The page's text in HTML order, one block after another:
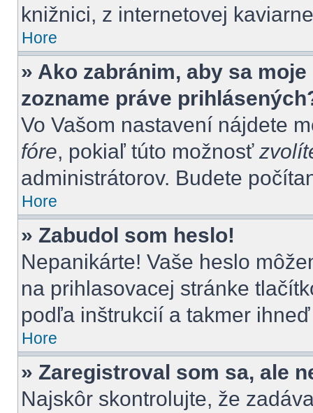
knižnici, z internetovej
Hore
» Ako zabránim, aby sa
zozname práve
Vo Vašom nastavení nájdete
fóre, pokiaľ túto možnosť
administrátorov. Budete
Hore
» Zabudol som heslo!
Nepanikárte! Vaše heslo
na prihlasovacej stránke
podľa inštrukcií a takmer
Hore
» Zaregistroval som sa, ale
Najskôr skontrolujte, že